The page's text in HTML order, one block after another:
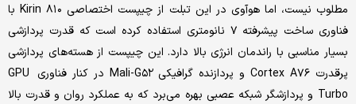
مطلوب نیست، اما هوآوی در این تبلت از چیپست اختصاصی Kirin ۸۱۰ با
فناوری ساخت پیشرفته ۷ نانومتری استفاده کرده است که قدرت پردازشی
بسیار مناسبی با راندمان انرژی بالا دارد. این چیپست از هسته‌های پردازشی
پرقدرت Cortex A۷۶ و پردازنده گرافیکی Mali-G۵۲ در کنار فناوری GPU
Turbo و پردازشگر شبکه عصبی بهره می‌برد که به عملکرد روان و قدرت بالا